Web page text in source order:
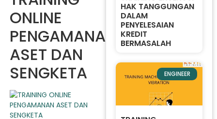
ONLINE
PENGAMANAN
ASET DAN
SENGKETA
HAK TANGGUNGAN
DALAM
PENYELESAIAN
KREDIT
BERMASALAH
ENGINEER